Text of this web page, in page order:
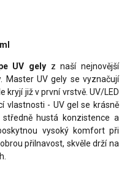
UV gelyz naší nejnovější
. Master UV gely se vyznačují
kryjí již v první vrstvě. UV/LED
vlastnosti - UV gel se krásně
hustá konzistence a
vysoký komfort při
přilnavost, skvěle drží na